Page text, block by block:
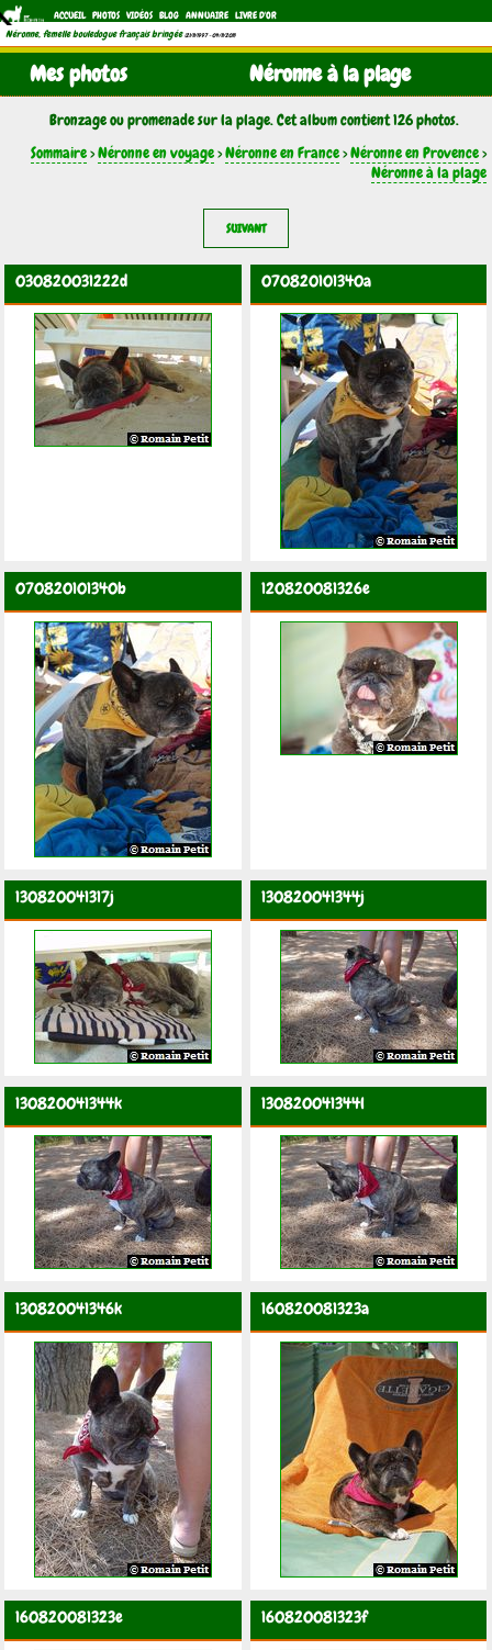
ACCUEIL PHOTOS VIDÉOS BLOG ANNUAIRE LIVRE D'OR
Néronne, femelle bouledogue français bringée (21/11/1997 - 04/11/2011)
Mes photos Néronne à la plage
Bronzage ou promenade sur la plage. Cet album contient 126 photos.
Sommaire>Néronne en voyage>Néronne en France>Néronne en Provence>
Néronne à la plage
SUIVANT
030820031222d 070820101340a
070820101340b 120820081326e
130820041317j 130820041344j
130820041344k 130820041344l
130820041346k 160820081323a
160820081323e 160820081323f